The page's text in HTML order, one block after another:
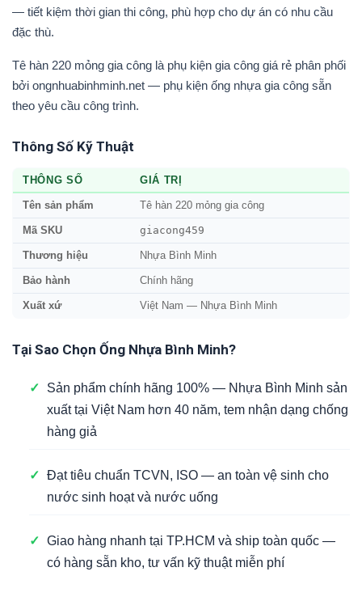
— tiết kiệm thời gian thi công, phù hợp cho dự án có nhu cầu
đặc thù.
Tê hàn 220 mỏng gia công là phụ kiện gia công giá rẻ phân phối
bởi ongnhuabinhminh.net — phụ kiện ống nhựa gia công sẵn
theo yêu cầu công trình.
Thông Số Kỹ Thuật
THÔNG SỐ GIÁ TRỊ
Tên sản phẩm Tê hàn 220 mỏng gia công
Mã SKU giacong459
Thương hiệu Nhựa Bình Minh
Bảo hành Chính hãng
Xuất xứ Việt Nam — Nhựa Bình Minh
Tại Sao Chọn Ống Nhựa Bình Minh?
✓
Sản phẩm chính hãng 100% — Nhựa Bình Minh sản
xuất tại Việt Nam hơn 40 năm, tem nhận dạng chống
hàng giả
✓ Đạt tiêu chuẩn TCVN, ISO — an toàn vệ sinh cho
nước sinh hoạt và nước uống
✓ Giao hàng nhanh tại TP.HCM và ship toàn quốc —
có hàng sẵn kho, tư vấn kỹ thuật miễn phí